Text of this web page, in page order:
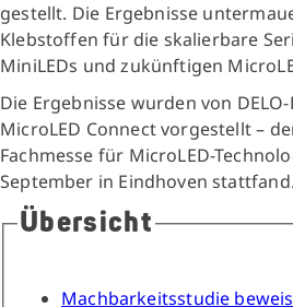
gestellt. Die Ergebnisse
Klebstoffen für die skalierbare
MiniLEDs und zukünftigen
Die Ergebnisse wurden von
MicroLED Connect vorgestellt –
Fachmesse für MicroLED-
September in Eindhoven stattfand.
Übersicht
Machbarkeitsstudie